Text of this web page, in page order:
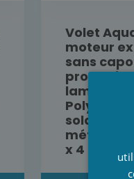
Volet
moteur
sans
lames
solaire
x 4 m